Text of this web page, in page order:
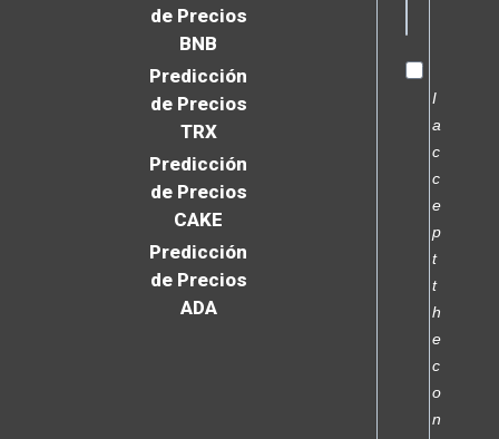
de Precios
BNB
Predicción
de Precios
TRX
Predicción
de Precios
CAKE
Predicción
de Precios
ADA
I
a
c
c
e
p
t
t
h
e
c
o
n